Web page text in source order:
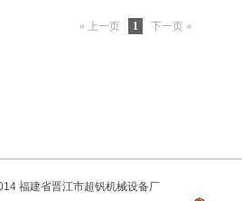
« 上一页 1 下一页 »
福建省晋江市超钒机械设备厂